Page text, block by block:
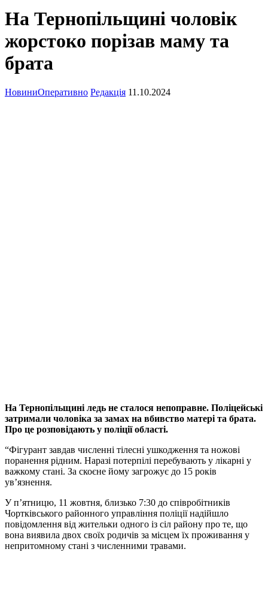
На Тернопільщині чоловік
жорстоко порізав маму та
брата
НовиниОперативно Редакція 11.10.2024
На Тернопільщині ледь не сталося непоправне. Поліцейські
затримали чоловіка за замах на вбивство матері та брата.
Про це розповідають у поліції області.
“Фігурант завдав численні тілесні ушкодження та ножові
поранення рідним. Наразі потерпілі перебувають у лікарні у
важкому стані. За скоєне йому загрожує до 15 років
ув’язнення.
У п’ятницю, 11 жовтня, близько 7:30 до співробітників
Чортківського районного управління поліції надійшло
повідомлення від жительки одного із сіл району про те, що
вона виявила двох своїх родичів за місцем їх проживання у
непритомному стані з численними травами.